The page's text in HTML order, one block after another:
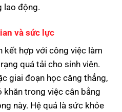
lao động.
và sức lực
kết hợp với công việc làm
quá tải cho sinh viên.
giai đoạn học căng thẳng,
khăn trong việc cân bằng
này. Hệ quả là sức khỏe